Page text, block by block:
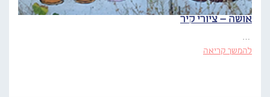
אושה – ציורי קיר
…
להמשך קריאה